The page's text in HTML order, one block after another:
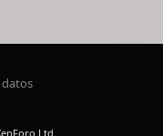
Ltd.